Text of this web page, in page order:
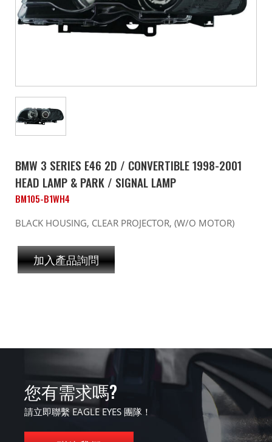
BMW 3 SERIES E46 2D / CONVERTIBLE 1998-2001
HEAD LAMP & PARK / SIGNAL LAMP
BM105-B1WH4
BLACK HOUSING, CLEAR PROJECTOR, (W/O MOTOR)
加入產品詢問
您有需求嗎?
請立即聯繫 EAGLE EYES 團隊！